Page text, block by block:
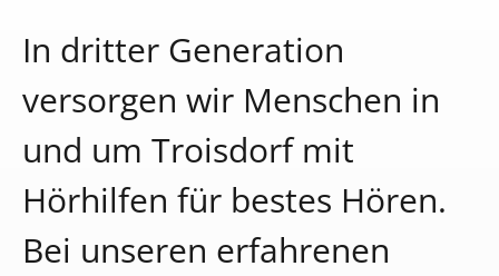
In dritter Generation
versorgen wir Menschen in
und um Troisdorf mit
Hörhilfen für bestes Hören.
Bei unseren erfahrenen